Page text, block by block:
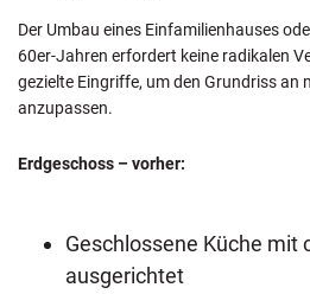
Der Umbau eines Einfamilienhauses
60er-Jahren erfordert keine radikalen
gezielte Eingriffe, um den Grundriss an
anzupassen.
Erdgeschoss – vorher:
Geschlossene Küche mit
ausgerichtet